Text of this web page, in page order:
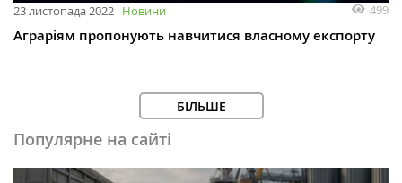
23 листопада 2022 Новини 499
Аграріям пропонують навчитися власному експорту
БІЛЬШЕ
Популярне на сайті